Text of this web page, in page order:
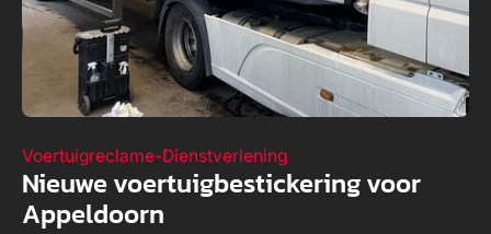
Voertuigreclame-Dienstverlening
Nieuwe voertuigbestickering voor
Appeldoorn